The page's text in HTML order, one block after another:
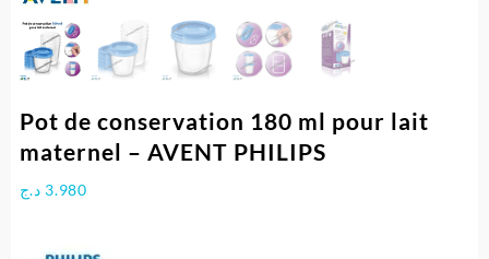
Pot de conservation 180 ml pour lait
maternel – AVENT PHILIPS
3.980 د.ج